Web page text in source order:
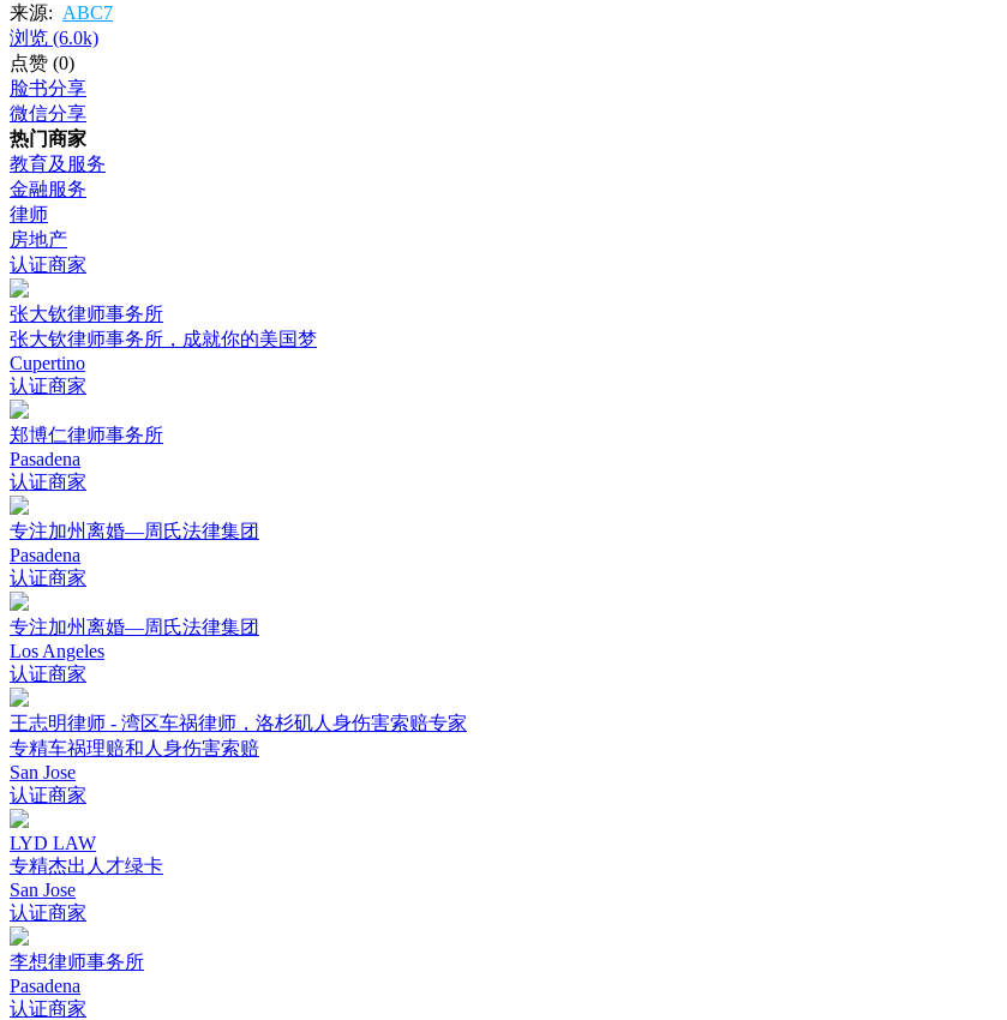
来源: ABC7
浏览 (6.0k)
点赞 (0)
脸书分享
微信分享
热门商家
教育及服务
金融服务
律师
房地产
认证商家
张大钦律师事务所
张大钦律师事务所，成就你的美国梦
Cupertino
认证商家
郑博仁律师事务所
Pasadena
认证商家
专注加州离婚—周氏法律集团
Pasadena
认证商家
专注加州离婚—周氏法律集团
Los Angeles
认证商家
王志明律师 - 湾区车祸律师，洛杉矶人身伤害索赔专家
专精车祸理赔和人身伤害索赔
San Jose
认证商家
LYD LAW
专精杰出人才绿卡
San Jose
认证商家
李想律师事务所
Pasadena
认证商家